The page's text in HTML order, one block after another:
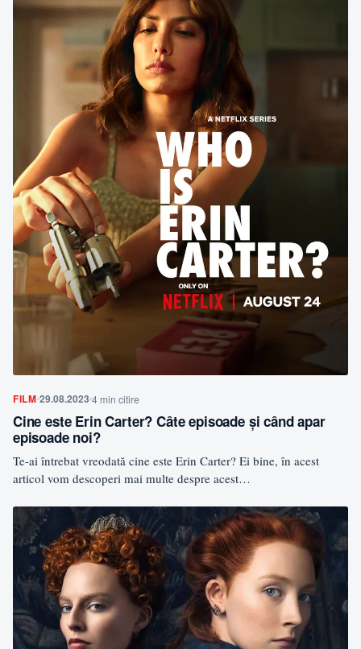
FILM 29.08.2023 4 min citire
Cine este Erin Carter? Câte episoade și când apar
episoade noi?
Te-ai întrebat vreodată cine este Erin Carter? Ei bine, în acest
articol vom descoperi mai multe despre acest…